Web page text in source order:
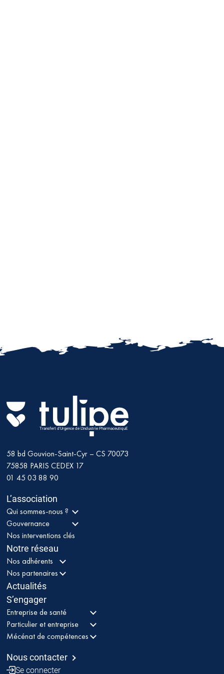
Transfert d'Urgence de L'Industrie PharmaceutiquE
58 bd Gouvion-Saint-Cyr – CS 70073
75858 PARIS CEDEX 17
01 45 03 88 90
L’association
Qui sommes-nous ?
Gouvernance
Nos interventions clés
Notre réseau
Nos adhérents
Nos partenaires
Actualités
S’engager
Entreprise de santé
Particulier et entreprise
Mécénat de compétences
Nous contacter
Se connecter